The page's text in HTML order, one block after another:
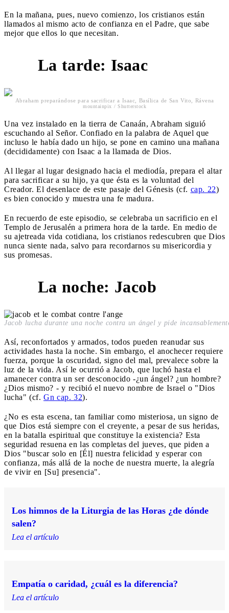
En la mañana, pues, nuevo comienzo, los cristianos están
llamados al mismo acto de confianza en el Padre, que sabe
mejor que ellos lo que necesitan.
La tarde: Isaac
Abraham preparándose para sacrificar a Isaac, Basílica de San Vito, Rávena
mountainpix / Shutterstock
Una vez instalado en la tierra de Canaán, Abraham siguió
escuchando al Señor. Confiado en la palabra de Aquel que
incluso le había dado un hijo, se pone en camino una mañana
(decididamente) con Isaac a la llamada de Dios.
Al llegar al lugar designado hacia el mediodía, prepara el altar
para sacrificar a su hijo, ya que ésta es la voluntad del
Creador. El desenlace de este pasaje del Génesis (cf. cap. 22)
es bien conocido y muestra una fe madura.
En recuerdo de este episodio, se celebraba un sacrificio en el
Templo de Jerusalén a primera hora de la tarde. En medio de
su ajetreada vida cotidiana, los cristianos redescubren que Dios
nunca siente nada, salvo para recordarnos su misericordia y
sus promesas.
La noche: Jacob
Jacob lucha durante una noche contra un ángel y pide
Así, reconfortados y armados, todos pueden reanudar sus
actividades hasta la noche. Sin embargo, el anochecer requiere
fuerza, porque la oscuridad, signo del mal, prevalece sobre la
luz de la vida. Así le ocurrió a Jacob, que luchó hasta el
amanecer contra un ser desconocido -¿un ángel? ¿un hombre?
¿Dios mismo? - y recibió el nuevo nombre de Israel o "Dios
lucha" (cf. Gn cap. 32).
¿No es esta escena, tan familiar como misteriosa, un signo de
que Dios está siempre con el creyente, a pesar de sus heridas,
en la batalla espiritual que constituye la existencia? Esta
seguridad resuena en las completas del jueves, que piden a
Dios "buscar solo en [Él] nuestra felicidad y esperar con
confianza, más allá de la noche de nuestra muerte, la alegría
de vivir en [Su] presencia".
Los himnos de la Liturgia de las Horas ¿de dónde
salen?
Lea el artículo
Empatía o caridad, ¿cuál es la diferencia?
Lea el artículo